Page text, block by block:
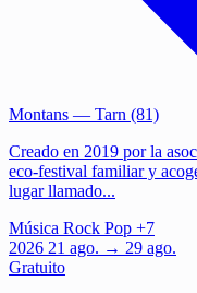
Montans — Tarn (81)
Creado en 2019 por la
eco-festival familiar y
lugar llamado...
Música Rock Pop +7
2026 21 ago. → 29 ago.
Gratuito